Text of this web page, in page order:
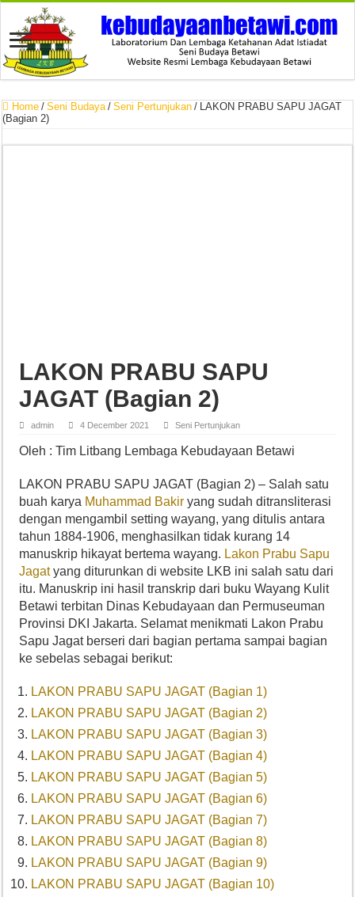
Home / Seni Budaya / Seni Pertunjukan /
LAKON PRABU SAPU JAGAT
(Bagian 2)
LAKON PRABU SAPU
JAGAT (Bagian 2)
admin 4 December 2021 Seni Pertunjukan
Oleh : Tim Litbang Lembaga Kebudayaan Betawi
LAKON PRABU SAPU JAGAT (Bagian 2) – Salah satu
buah karya Muhammad Bakir yang sudah ditransliterasi
dengan mengambil setting wayang, yang ditulis antara
tahun 1884-1906, menghasilkan tidak kurang 14
manuskrip hikayat bertema wayang. Lakon Prabu Sapu
Jagatyang diturunkan di website LKB ini salah satu dari
itu. Manuskrip ini hasil transkrip dari buku Wayang Kulit
Betawi terbitan Dinas Kebudayaan dan Permuseuman
Provinsi DKI Jakarta. Selamat menikmati Lakon Prabu
Sapu Jagat berseri dari bagian pertama sampai bagian
ke sebelas sebagai berikut:
LAKON PRABU SAPU JAGAT (Bagian 1)
LAKON PRABU SAPU JAGAT (Bagian 2)
LAKON PRABU SAPU JAGAT (Bagian 3)
LAKON PRABU SAPU JAGAT (Bagian 4)
LAKON PRABU SAPU JAGAT (Bagian 5)
LAKON PRABU SAPU JAGAT (Bagian 6)
LAKON PRABU SAPU JAGAT (Bagian 7)
LAKON PRABU SAPU JAGAT (Bagian 8)
LAKON PRABU SAPU JAGAT (Bagian 9)
LAKON PRABU SAPU JAGAT (Bagian 10)